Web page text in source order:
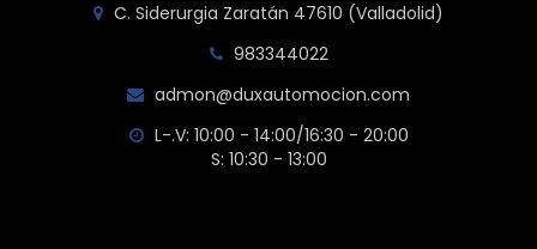
C. Siderurgia Zaratán 47610 (Valladolid)
983344022
admon@duxautomocion.com
L-.V: 10:00 - 14:00/16:30 - 20:00
S: 10:30 - 13:00